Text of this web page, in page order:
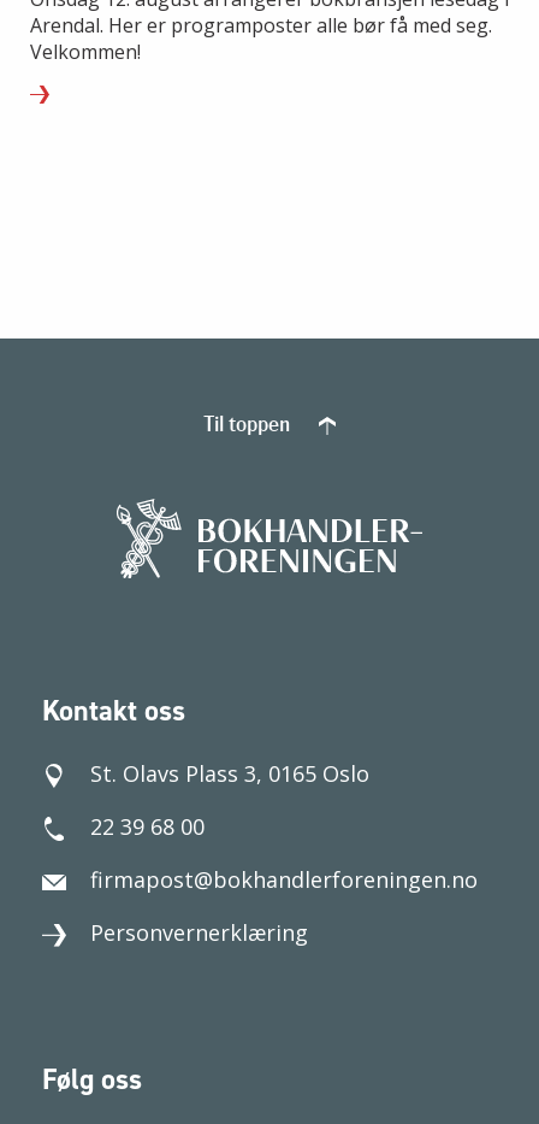
Arendal. Her er programposter alle bør få med seg.
Velkommen!
Kontakt oss
St. Olavs Plass 3, 0165 Oslo
22 39 68 00
firmapost@bokhandlerforeningen.no
Personvernerklæring
Følg oss
Til toppen